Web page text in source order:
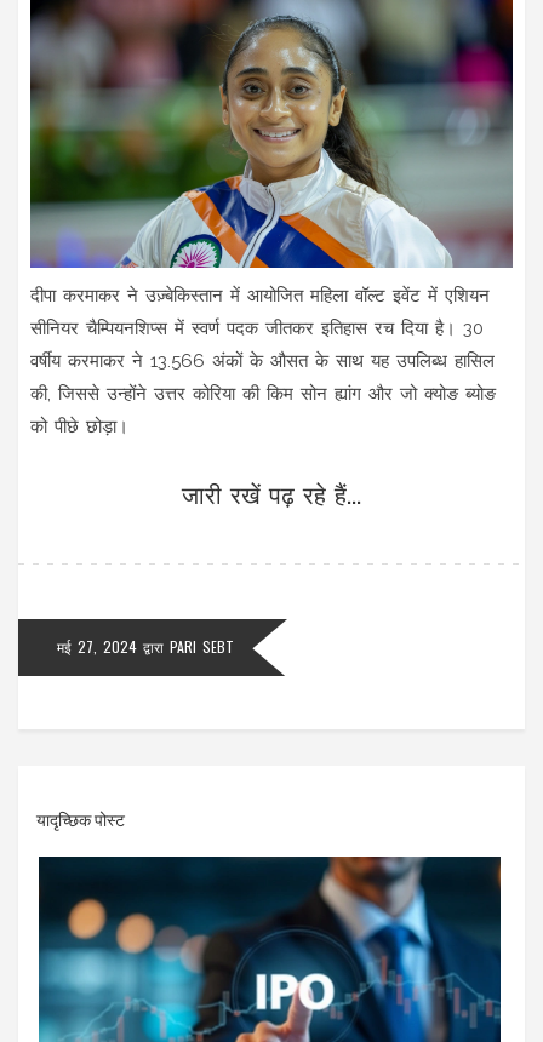
दीपा करमाकर ने उज़्बेकिस्तान में आयोजित महिला वॉल्ट इवेंट में एशियन
सीनियर चैम्पियनशिप्स में स्वर्ण पदक जीतकर इतिहास रच दिया है। 30
वर्षीय करमाकर ने 13.566 अंकों के औसत के साथ यह उपलिब्ध हासिल
की, जिससे उन्होंने उत्तर कोरिया की किम सोन ह्यांग और जो क्योङ ब्योङ
को पीछे छोड़ा।
जारी रखें पढ़ रहे हैं...
मई 27, 2024 द्वारा PARI SEBT
यादृच्छिक पोस्ट